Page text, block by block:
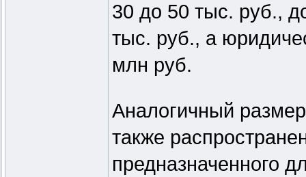
30 до 50 тыс. руб.,
тыс. руб., а
млн руб.
Аналогичный
также
предназначенного